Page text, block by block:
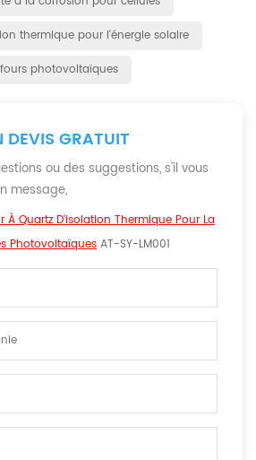
thermique pour l'énergie solaire
photovoltaïques
DEVIS GRATUIT
ou des suggestions, s'il vous
message,
À Quartz D'isolation Thermique Pour La
Photovoltaïques AT-SY-LM001